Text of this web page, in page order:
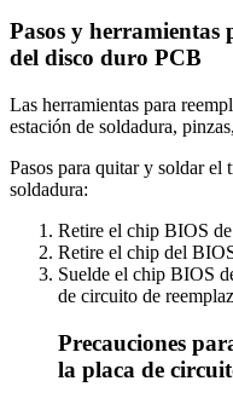
Pasos y herramientas
del disco duro PCB
Las herramientas para
estación de soldadura,
Pasos para quitar y soldar el
soldadura:
Retire el chip BIOS
Retire el chip del
Suelde el chip BIOS
de circuito de
Precauciones
la placa de